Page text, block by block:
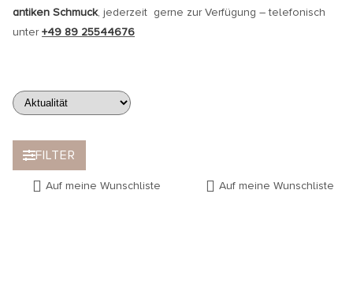
antiken Schmuck, jederzeit gerne zur Verfügung – telefonisch
unter+49 89 25544676
FILTER
Auf meine Wunschliste Auf meine Wunschliste